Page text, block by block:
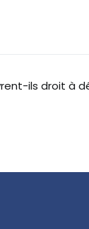
ils droit à